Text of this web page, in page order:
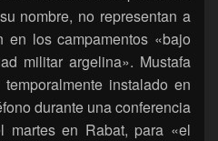
nombre, no representan a
en los campamentos «bajo
militar argelina». Mustafa
instalado en
durante una conferencia
martes en Rabat, para «el